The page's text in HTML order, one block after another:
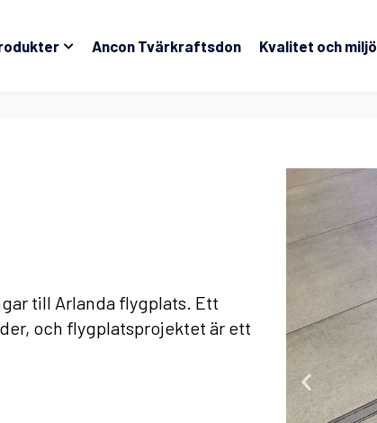
Ancon Tvärkraftsdon Kvalitet och miljö
till Arlanda flygplats. Ett
och flygplatsprojektet är ett